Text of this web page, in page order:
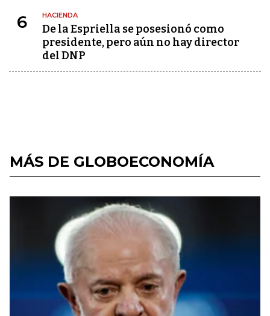
6 HACIENDA
De la Espriella se posesionó como
presidente, pero aún no hay director
del DNP
MÁS DE GLOBOECONOMÍA